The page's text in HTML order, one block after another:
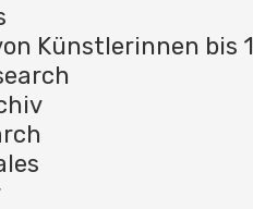
Künstlerinnen bis